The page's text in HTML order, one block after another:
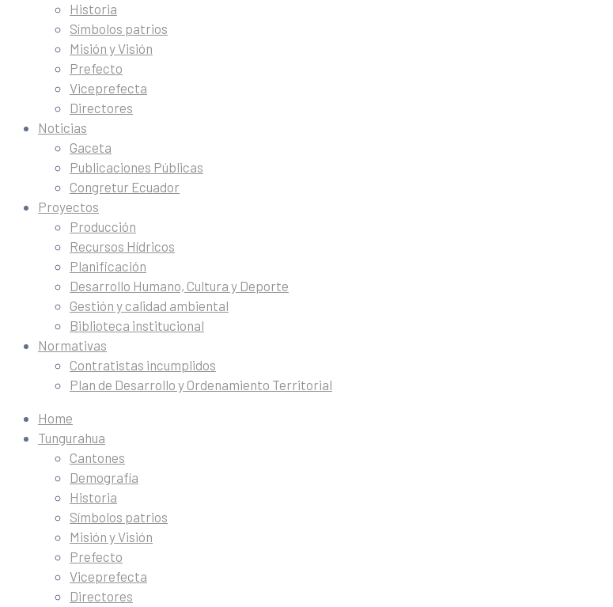
Historia
Símbolos patrios
Misión y Visión
Prefecto
Viceprefecta
Directores
Noticias
Gaceta
Publicaciones Públicas
Congretur Ecuador
Proyectos
Producción
Recursos Hídricos
Planificación
Desarrollo Humano, Cultura y Deporte
Gestión y calidad ambiental
Biblioteca institucional
Normativas
Contratistas incumplidos
Plan de Desarrollo y Ordenamiento Territorial
Home
Tungurahua
Cantones
Demografía
Historia
Símbolos patrios
Misión y Visión
Prefecto
Viceprefecta
Directores